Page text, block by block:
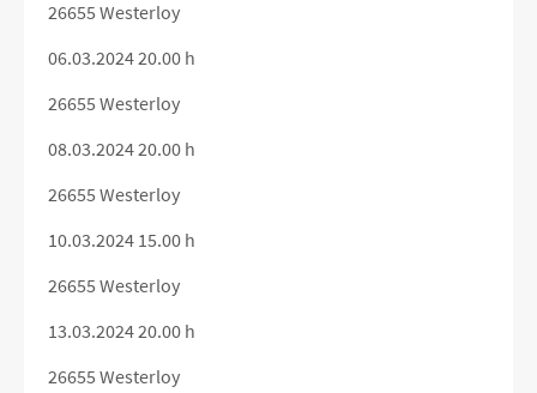
26655 Westerloy
06.03.2024 20.00 h
26655 Westerloy
08.03.2024 20.00 h
26655 Westerloy
10.03.2024 15.00 h
26655 Westerloy
13.03.2024 20.00 h
26655 Westerloy